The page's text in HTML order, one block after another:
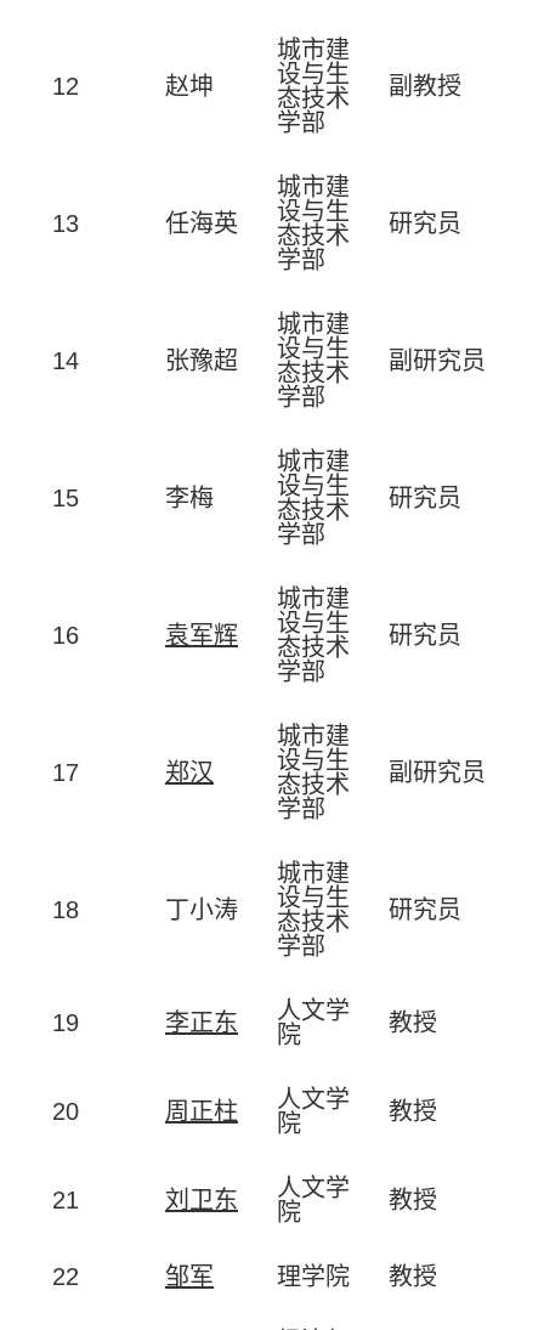
12 赵坤
城市建
设与生
态技术
学部
副教授
13 任海英
城市建
设与生
态技术
学部
研究员
14 张豫超
城市建
设与生
态技术
学部
副研究员
15 李梅
城市建
设与生
态技术
学部
研究员
16 袁军辉
城市建
设与生
态技术
学部
研究员
17 郑汉
城市建
设与生
态技术
学部
副研究员
18 丁小涛
城市建
设与生
态技术
学部
研究员
19 李正东
人文学
院
教授
20 周正柱
人文学
院
教授
21 刘卫东
人文学
院
教授
22 邹军 理学院 教授